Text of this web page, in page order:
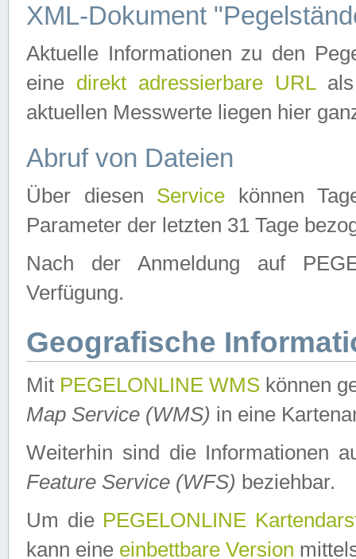
XML-Dokument
Aktuelle Informationen zu den
eine direkt adressierbare URLals
aktuellen Messwerte liegen hier
Abruf von Dateien
Über diesen Service können
Parameter der letzten 31 Tage
Nach der Anmeldung auf
Verfügung.
Geografische
Mit PEGELONLINE WMS können
Map Service (WMS) in eine
Weiterhin sind die Informationen
Feature Service (WFS) beziehbar.
Um die PEGELONLINE
kann eine einbettbare Version